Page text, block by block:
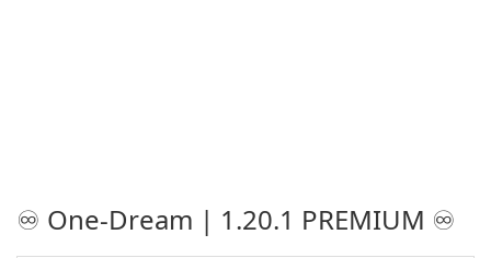
♾️ One-Dream | 1.20.1 PREMIUM ♾️